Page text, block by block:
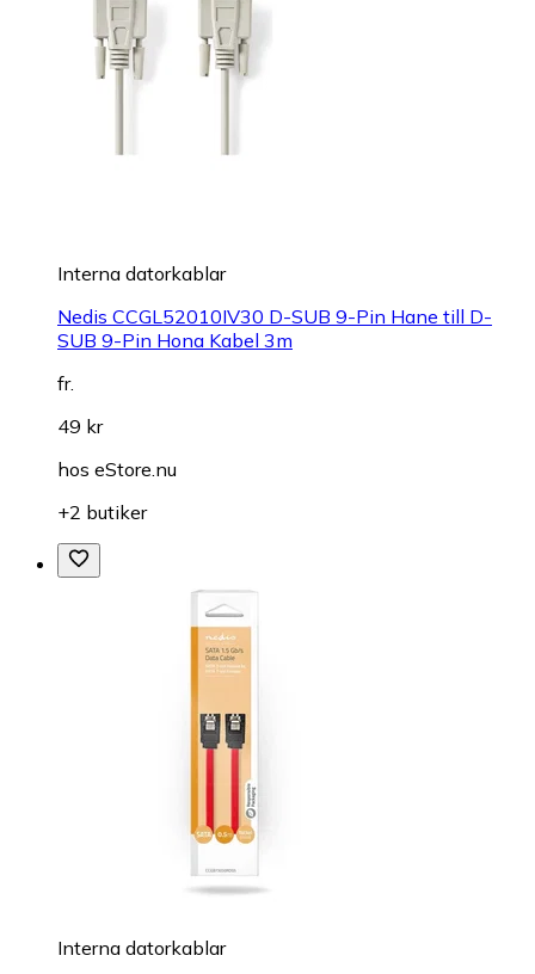
Interna datorkablar
Nedis CCGL52010IV30 D-SUB 9-Pin Hane till D-
SUB 9-Pin Hona Kabel 3m
fr.
49 kr
hos eStore.nu
+2 butiker
Interna datorkablar